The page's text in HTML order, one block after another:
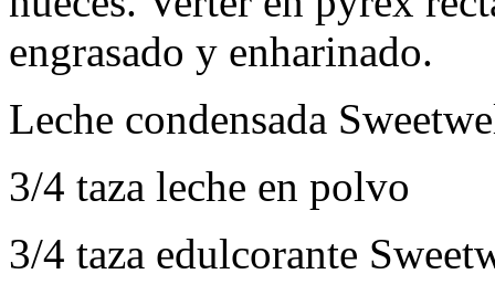
engrasado y enharinado.
Leche condensada
3/4 taza leche en polvo
3/4 taza edulcorante